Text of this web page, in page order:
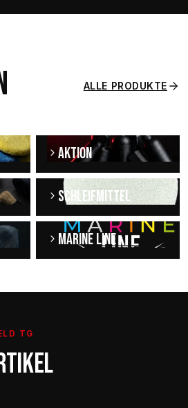
ALLE PRODUKTE
AKTION
SCHLEIFMITTEL
MARINE LINE
TG